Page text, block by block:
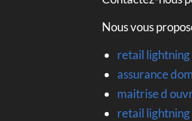
Nous vous
retail lightning
assurance
maitrise d
retail